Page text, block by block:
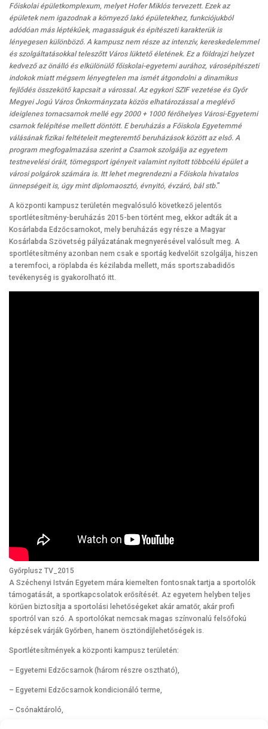
Főiskolai épületkomplexum, melyet Hofer Miklós tervezett. Ezek az
épületek nem igazodnak a környező lakó épületekhez, funkciójukból
adódóan más léptékűek, magasságuk és építészeti karakterük is
lényegesen különböző. A kampusz nem része az intenzív, kereskedelemmel
és szolgáltatásokkal teleszőtt Város lüktető életének. Ez a földrajzi helyzet
kedvező az önálló és elkülönülő főiskolai-egyetemi aurához, városépítészeti
indokok miatt mégsem lényegtelen ma ismét átgondolni a dinamikus
fejlődés összekötő kapcsait a várossal. Az egykori SZIF vezetése és Győr
Megyei Jogú Város Önkormányzata közös elhatározással a meglévő
ideiglenes tornacsarnok mellé egy 2000 + 1000 férőhelyes Városi-Egyetemi
csarnok felépítése mellett döntött. E beruházás a Főiskola Egyetemmé
válásának fizikai feltételeit megteremtő beruházások között az első. A
program megfogalmazása szerint a Csarnok szolgálja az egyetem
testnevelési óráit, tömegsport igényeit valamint nyitott többcélú épület a
városi polgárok számára is. Itt lehet megrendezni a Főiskola hivatalos
ünnepségeit is, úgy mint diplomaosztó, évnyitó, évzáró, bál stb.”
A központi kampusz területén megvalósuló következő jelentős
sportlétesítmény-beruházás 2015-ben történt meg, ekkor adták át a
Kosárlabda Edzőcsarnokot, mely beruházás egy része a Magyar
Kosárlabda Szövetség pályázatának megnyerésével valósult meg. A
sportlétesítmény azonban nem csak e sportág kedvelőit szolgálja, hiszen
a teremfoci, a röplabda és kézilabda mellett, más sportszabadidős
tevékenység is gyakorolható itt.
Győrplusz TV_2015
A Széchenyi István Egyetem mára kiemelten fontosnak tartja a sportolók
támogatását, a sportkapcsolatok erősítését. Az egyetem helyben teljes
körűen biztosítja a sportolási lehetőségeket akár amatőr, akár profi
sportról van szó. A sportolókat nemcsak magas színvonalú felsőfokú
képzések várják Győrben, hanem ösztöndíjlehetőségek is.
Sportlétesítmények a központi kampusz területén:
– Egyetemi Edzőcsarnok (három részre osztható),
– Egyetemi Edzőcsarnok kondicionáló terme,
– Csónaktároló,